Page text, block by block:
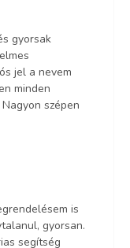
5 csillag.
gyorsak
jel a nevem
minden
szépen
5 csillag.
is
gyorsan.
segítség